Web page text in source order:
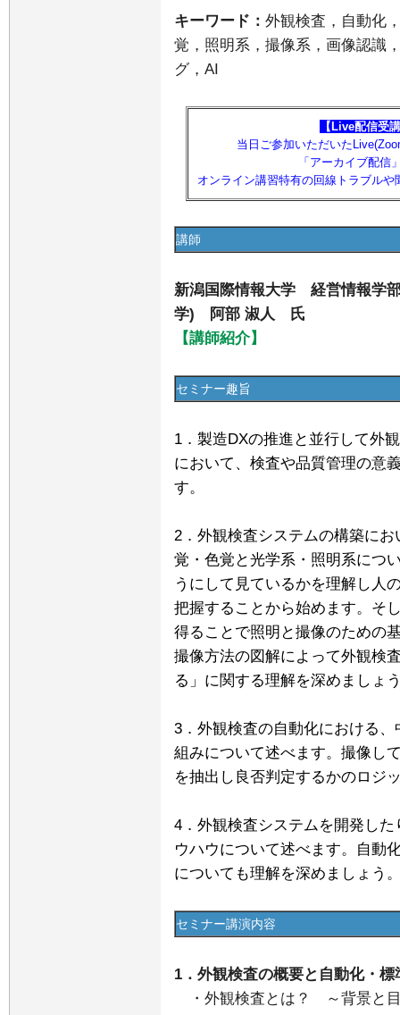
キーワード： 外観検査，自動化
覚，照明系，撮像系，画像認識
グ，AI
【Live配信受
当日ご参加いただいた
「アーカイブ配信
オンライン講習特有の回線トラブル
講師
新潟国際情報大学 経営情報
学) 阿部 淑人 氏
【講師紹介】
セミナー趣旨
1．製造DXの推進と並行して外
において、検査や品質管理の意
す。
2．外観検査システムの構築に
覚・色覚と光学系・照明系につ
うにして見ているかを理解し人
把握することから始めます。そ
得ることで照明と撮像のための
撮像方法の図解によって外観検
る」に関する理解を深めましょ
3．外観検査の自動化における
組みについて述べます。撮像し
を抽出し良否判定するかのロジ
4．外観検査システムを開発し
ウハウについて述べます。自動
についても理解を深めましょう
セミナー講演内容
1．外観検査の概要と自動化・標
・外観検査とは？ ～背景と